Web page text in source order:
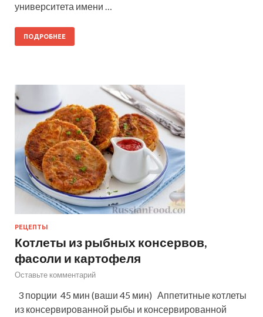
университета имени …
ПОДРОБНЕЕ
РЕЦЕПТЫ
Котлеты из рыбных консервов,
фасоли и картофеля
Оставьте комментарий
3 порции 45 мин (ваши 45 мин) Аппетитные котлеты
из консервированной рыбы и консервированной